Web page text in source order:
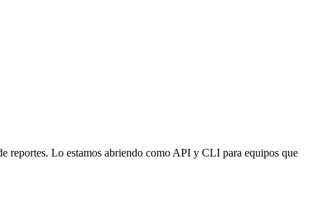
reportes. Lo estamos abriendo como API y CLI para equipos que